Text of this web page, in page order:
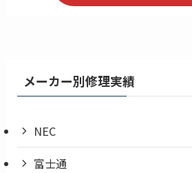
メーカー別修理実績
NEC
富士通